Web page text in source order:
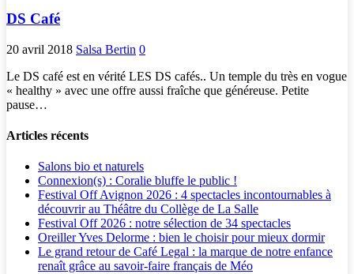
DS Café
20 avril 2018 Salsa Bertin 0
Le DS café est en vérité LES DS cafés.. Un temple du très en vogue
« healthy » avec une offre aussi fraîche que généreuse. Petite
pause…
Articles récents
Salons bio et naturels
Connexion(s) : Coralie bluffe le public !
Festival Off Avignon 2026 : 4 spectacles incontournables à
découvrir au Théâtre du Collège de La Salle
Festival Off 2026 : notre sélection de 34 spectacles
Oreiller Yves Delorme : bien le choisir pour mieux dormir
Le grand retour de Café Legal : la marque de notre enfance
renaît grâce au savoir-faire français de Méo